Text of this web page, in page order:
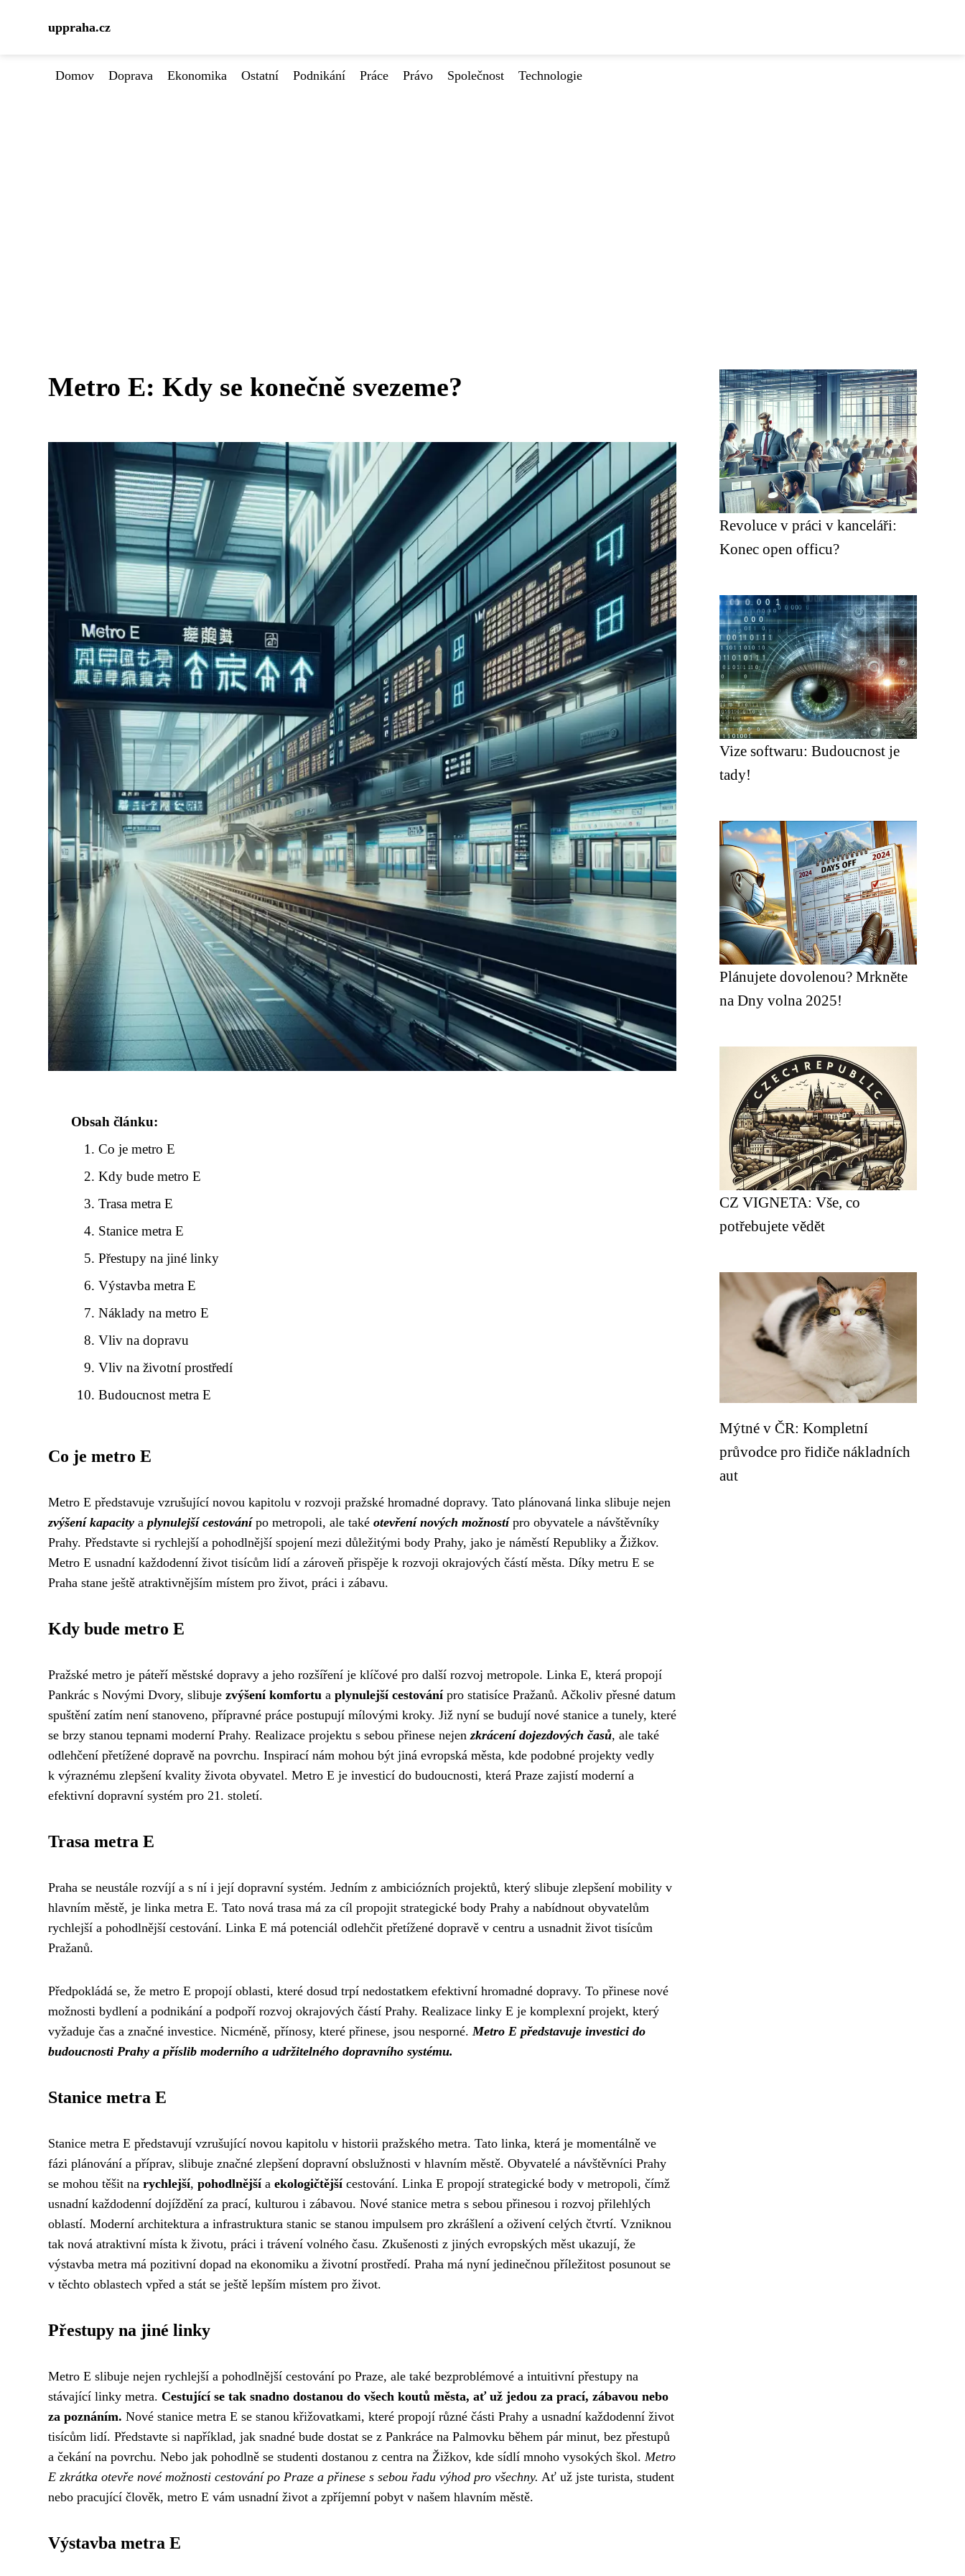
uppraha.cz
Domov Doprava Ekonomika Ostatní Podnikání Práce Právo Společnost Technologie
Metro E: Kdy se konečně svezeme?
Obsah článku:
Co je metro E
Kdy bude metro E
Trasa metra E
Stanice metra E
Přestupy na jiné linky
Výstavba metra E
Náklady na metro E
Vliv na dopravu
Vliv na životní prostředí
Budoucnost metra E
Co je metro E
Metro E představuje vzrušující novou kapitolu v rozvoji pražské hromadné dopravy. Tato plánovaná linka slibuje nejen
zvýšení kapacity a plynulejší cestovánípo metropoli, ale také otevření nových možnostípro obyvatele a návštěvníky
Prahy. Představte si rychlejší a pohodlnější spojení mezi důležitými body Prahy, jako je náměstí Republiky a Žižkov.
Metro E usnadní každodenní život tisícům lidí a zároveň přispěje k rozvoji okrajových částí města. Díky metru E se
Praha stane ještě atraktivnějším místem pro život, práci i zábavu.
Kdy bude metro E
Pražské metro je páteří městské dopravy a jeho rozšíření je klíčové pro další rozvoj metropole. Linka E, která propojí
Pankrác s Novými Dvory, slibuje zvýšení komfortu a plynulejší cestovánípro statisíce Pražanů. Ačkoliv přesné datum
spuštění zatím není stanoveno, přípravné práce postupují mílovými kroky. Již nyní se budují nové stanice a tunely, které
se brzy stanou tepnami moderní Prahy. Realizace projektu s sebou přinese nejenzkrácení dojezdových časů, ale také
odlehčení přetížené dopravě na povrchu. Inspirací nám mohou být jiná evropská města, kde podobné projekty vedly
k výraznému zlepšení kvality života obyvatel. Metro E je investicí do budoucnosti, která Praze zajistí moderní a
efektivní dopravní systém pro 21. století.
Trasa metra E
Praha se neustále rozvíjí a s ní i její dopravní systém. Jedním z ambiciózních projektů, který slibuje zlepšení mobility v
hlavním městě, je linka metra E. Tato nová trasa má za cíl propojit strategické body Prahy a nabídnout obyvatelům
rychlejší a pohodlnější cestování. Linka E má potenciál odlehčit přetížené dopravě v centru a usnadnit život tisícům
Pražanů.
Předpokládá se, že metro E propojí oblasti, které dosud trpí nedostatkem efektivní hromadné dopravy. To přinese nové
možnosti bydlení a podnikání a podpoří rozvoj okrajových částí Prahy. Realizace linky E je komplexní projekt, který
vyžaduje čas a značné investice. Nicméně, přínosy, které přinese, jsou nesporné.Metro E představuje investici do
budoucnosti Prahy a příslib moderního a udržitelného dopravního systému.
Stanice metra E
Stanice metra E představují vzrušující novou kapitolu v historii pražského metra. Tato linka, která je momentálně ve
fázi plánování a příprav, slibuje značné zlepšení dopravní obslužnosti v hlavním městě. Obyvatelé a návštěvníci Prahy
se mohou těšit na rychlejší, pohodlnějšía ekologičtějšícestování. Linka E propojí strategické body v metropoli, čímž
usnadní každodenní dojíždění za prací, kulturou i zábavou. Nové stanice metra s sebou přinesou i rozvoj přilehlých
oblastí. Moderní architektura a infrastruktura stanic se stanou impulsem pro zkrášlení a oživení celých čtvrtí. Vzniknou
tak nová atraktivní místa k životu, práci i trávení volného času. Zkušenosti z jiných evropských měst ukazují, že
výstavba metra má pozitivní dopad na ekonomiku a životní prostředí. Praha má nyní jedinečnou příležitost posunout se
v těchto oblastech vpřed a stát se ještě lepším místem pro život.
Přestupy na jiné linky
Metro E slibuje nejen rychlejší a pohodlnější cestování po Praze, ale také bezproblémové a intuitivní přestupy na
stávající linky metra. Cestující se tak snadno dostanou do všech koutů města, ať už jedou za prací, zábavou nebo
za poznáním. Nové stanice metra E se stanou křižovatkami, které propojí různé části Prahy a usnadní každodenní život
tisícům lidí. Představte si například, jak snadné bude dostat se z Pankráce na Palmovku během pár minut, bez přestupů
a čekání na povrchu. Nebo jak pohodlně se studenti dostanou z centra na Žižkov, kde sídlí mnoho vysokých škol. Metro
E zkrátka otevře nové možnosti cestování po Praze a přinese s sebou řadu výhod pro všechny. Ať už jste turista, student
nebo pracující člověk, metro E vám usnadní život a zpříjemní pobyt v našem hlavním městě.
Výstavba metra E
Revoluce v práci v kanceláři:
Konec open officu?
Vize softwaru: Budoucnost je
tady!
Plánujete dovolenou? Mrkněte
na Dny volna 2025!
CZ VIGNETA: Vše, co
potřebujete vědět
Mýtné v ČR: Kompletní
průvodce pro řidiče nákladních
aut